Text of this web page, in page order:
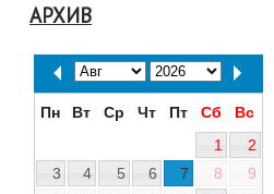
АРХИВ
Пн Вт Ср Чт Пт Сб
Вс
1
2
3
4 5 6 7 8
9